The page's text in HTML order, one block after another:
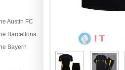
Austin FC
Barcellona
Bayern